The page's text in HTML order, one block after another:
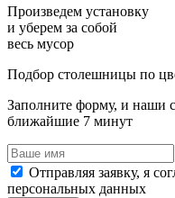
Произведем установку
и уберем за собой
весь мусор
Подбор столешницы по
Заполните форму, и наши
ближайшие 7 минут
Отправляя заявку, я
персональных данных